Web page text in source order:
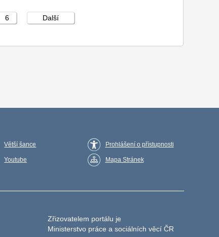
6 Další
Větší šance
Youtube
Prohlášení o přístupnosti
Mapa Stránek
Zřizovatelem portálu je
Ministerstvo práce a sociálních věcí ČR